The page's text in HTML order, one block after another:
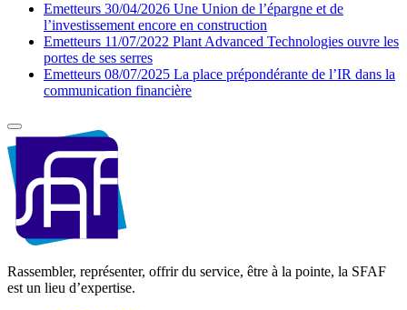
Emetteurs 30/04/2026 Une Union de l’épargne et de
l’investissement encore en construction
Emetteurs 11/07/2022 Plant Advanced Technologies ouvre les
portes de ses serres
Emetteurs 08/07/2025 La place prépondérante de l’IR dans la
communication financière
Rassembler, représenter, offrir du service, être à la pointe, la SFAF
est un lieu d’expertise.